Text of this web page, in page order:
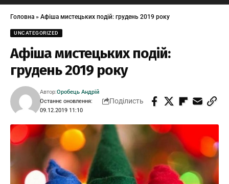
Головна » Афіша мистецьких подій: грудень 2019 року
UNCATEGORIZED
Афіша мистецьких подій:
грудень 2019 року
Останнє оновлення:
09.12.2019 11:10
Автор:Оробець Андрій
Поділисть